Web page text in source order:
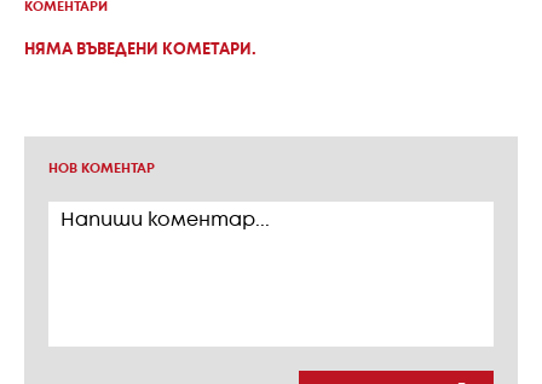
КОМЕНТАРИ
НЯМА ВЪВЕДЕНИ КОМЕТАРИ.
НОВ КОМЕНТАР